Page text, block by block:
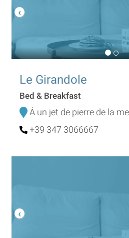
Le Girandole
Bed & Breakfast
+39 347 3066667